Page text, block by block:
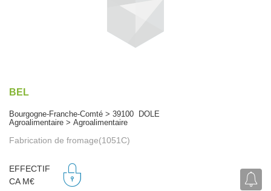
BEL
Bourgogne-Franche-Comté > 39100 DOLE
Agroalimentaire > Agroalimentaire
Fabrication de fromage(1051C)
EFFECTIF
CA M€